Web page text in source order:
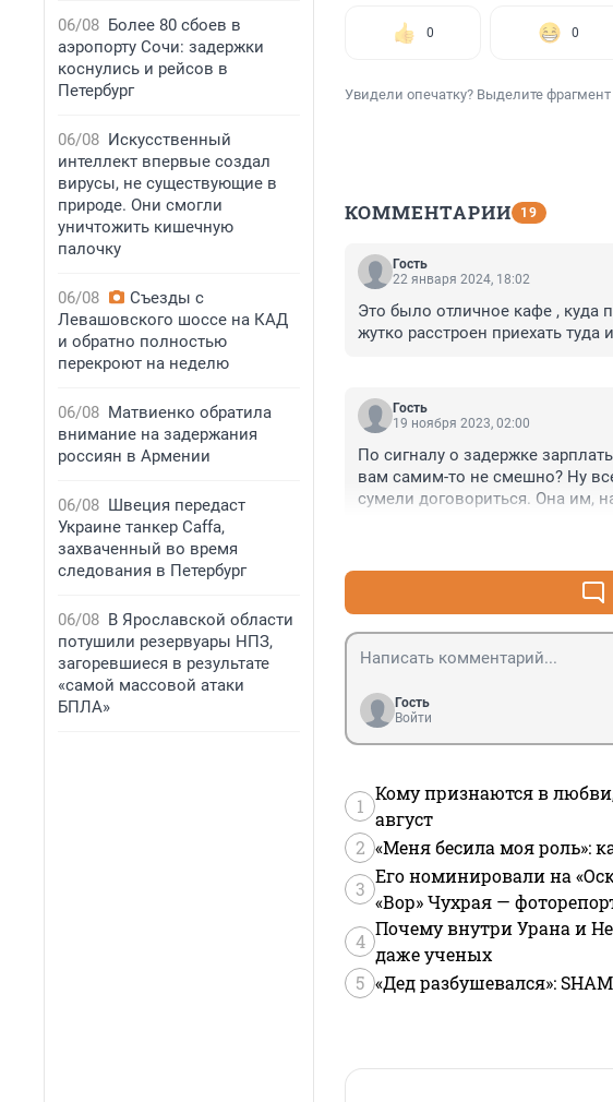
06/08 Более 80 сбоев в
аэропорту Сочи: задержки
коснулись и рейсов в
Петербург
06/08 Искусственный
интеллект впервые создал
вирусы, не существующие в
природе. Они смогли
уничтожить кишечную
палочку
06/08
Съезды с
Левашовского шоссе на КАД
и обратно полностью
перекроют на неделю
06/08 Матвиенко обратила
внимание на задержания
россиян в Армении
06/08 Швеция передаст
Украине танкер Caffa,
захваченный во время
следования в Петербург
06/08 В Ярославской области
потушили резервуары НПЗ,
загоревшиеся в результате
«самой массовой атаки
БПЛА»
0 0
Увидели опечатку? Выделите
КОММЕНТАРИИ 19
Гость
22 января 2024, 18:02
Это было отличное кафе , куда
жутко расстроен приехать
Гость
19 ноября 2023, 02:00
По сигналу о задержке
вам самим-то не смешно? Ну
сумели договориться. Она им,
Гость
Войти
1
Кому признаются в
август
2 «Меня бесила моя роль»:
3
Его номинировали на
«Вор» Чухрая —
4
Почему внутри Урана и
даже ученых
5 «Дед разбушевался»: